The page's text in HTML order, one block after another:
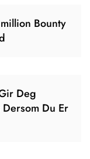
Bounty
Deg
Du Er